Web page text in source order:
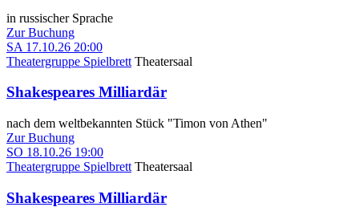
in russischer Sprache
Zur Buchung
SA 17.10.26 20:00
Theatergruppe Spielbrett Theatersaal
Shakespeares Milliardär
nach dem weltbekannten Stück "Timon von Athen"
Zur Buchung
SO 18.10.26 19:00
Theatergruppe Spielbrett Theatersaal
Shakespeares Milliardär